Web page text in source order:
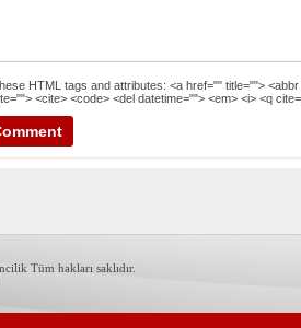
HTML tags and attributes: <a href="" title="">
<cite> <code> <del datetime=""> <em> <i> <q
Tüm hakları saklıdır.